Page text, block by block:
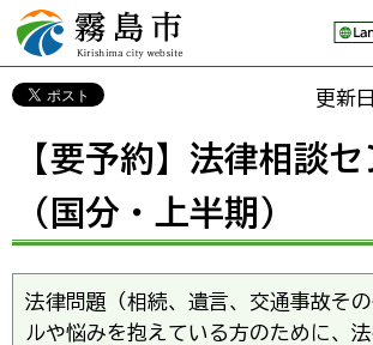
霧島市 Kirishima
city website
更新
【要予約】法律相談
（国分・上半期）
法律問題（相続、遺言、交通事故そ
ルや悩みを抱えている方のために、